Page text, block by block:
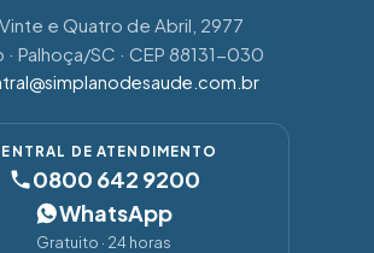
e Quatro de Abril, 2977
Palhoça/SC · CEP 88131-030
DE ATENDIMENTO
0800 642 9200
WhatsApp
Gratuito · 24 horas